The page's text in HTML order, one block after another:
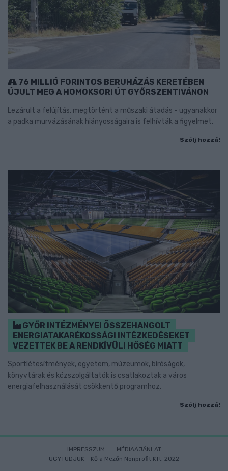
76 MILLIÓ FORINTOS BERUHÁZÁS KERETÉBEN
ÚJULT MEG A HOMOKSORI ÚT GYŐRSZENTIVÁNON
Lezárult a felújítás, megtörtént a műszaki átadás - ugyanakkor
a padka murvázásának hiányosságaira is felhívták a figyelmet.
Szólj hozzá!
GYŐR INTÉZMÉNYEI ÖSSZEHANGOLT
ENERGIATAKARÉKOSSÁGI INTÉZKEDÉSEKET
VEZETTEK BE A RENDKÍVÜLI HŐSÉG MIATT
Sportlétesítmények, egyetem, múzeumok, bíróságok,
könyvtárak és közszolgáltatók is csatlakoztak a város
energiafelhasználását csökkentő programhoz.
Szólj hozzá!
IMPRESSZUM
MÉDIAAJÁNLAT
UGYTUDJUK - Kő a Mezőn Nonprofit Kft. 2022